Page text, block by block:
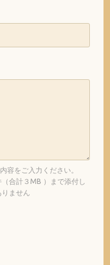
容をご入力ください。
合計３MB ）まで添付し
ません